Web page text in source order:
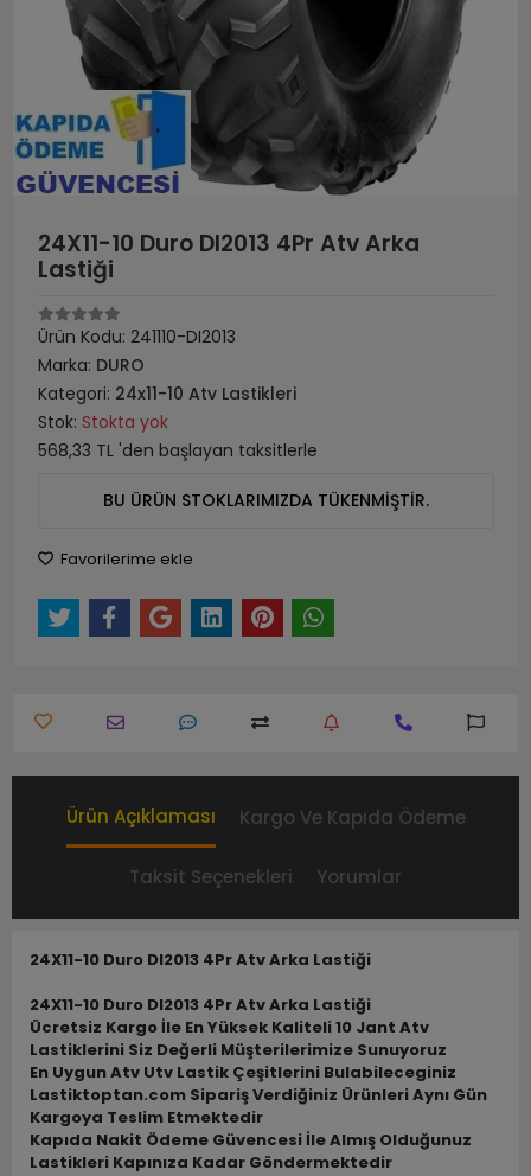
24X11-10 Duro DI2013 4Pr Atv Arka
Lastiği
Ürün Kodu: 241110-DI2013
Marka: DURO
Kategori: 24x11-10 Atv Lastikleri
Stok: Stokta yok
568,33 TL 'den başlayan taksitlerle
BU ÜRÜN STOKLARIMIZDA TÜKENMİŞTİR.
Favorilerime ekle
Ürün Açıklaması Kargo Ve Kapıda Ödeme
Taksit Seçenekleri Yorumlar
24X11-10 Duro DI2013 4Pr Atv Arka Lastiği
24X11-10 Duro DI2013 4Pr Atv Arka Lastiği
Ücretsiz Kargo İle En Yüksek Kaliteli 10 Jant Atv
Lastiklerini Siz Değerli Müşterilerimize Sunuyoruz
En Uygun Atv Utv Lastik Çeşitlerini Bulabileceginiz
Lastiktoptan.com Sipariş Verdiğiniz Ürünleri Aynı Gün
Kargoya Teslim Etmektedir
Kapıda Nakit Ödeme Güvencesi İle Almış Olduğunuz
Lastikleri Kapınıza Kadar Göndermektedir